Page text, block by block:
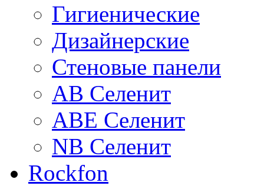
Гигиенические
Дизайнерские
Стеновые панели
AB Селенит
ABE Селенит
NB Селенит
Rockfon